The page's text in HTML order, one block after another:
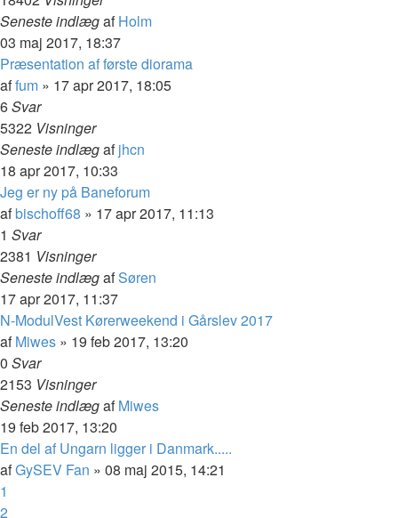
Seneste indlægafHolm
03 maj 2017, 18:37
Præsentation af første diorama
affum » 17 apr 2017, 18:05
6Svar
5322 Visninger
Seneste indlægafjhcn
18 apr 2017, 10:33
Jeg er ny på Baneforum
afbischoff68 » 17 apr 2017, 11:13
1 Svar
2381 Visninger
Seneste indlægafSøren
17 apr 2017, 11:37
N-ModulVest Kørerweekend i Gårslev 2017
afMiwes » 19 feb 2017, 13:20
0 Svar
2153 Visninger
Seneste indlægafMiwes
19 feb 2017, 13:20
En del af Ungarn ligger i Danmark.....
afGySEV Fan » 08 maj 2015, 14:21
1
2